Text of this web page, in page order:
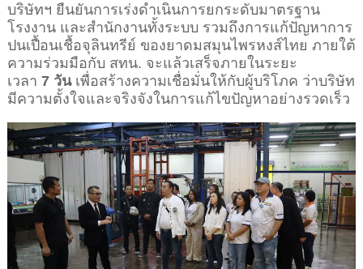
บริษัทฯ ยืนยันการเร่งดำเนินการยกระดับมาตรฐาน
โรงงาน และสำนักงานทั้งระบบ รวมถึงการแก้ปัญหาการ
ปนเปื้อนเชื้อจุลินทรีย์ ของยาดมสมุนไพรหงส์ไทย ภายใต้
ความร่วมมือกับ สทน. จะแล้วเสร็จภายในระยะ
เวลา 7 วันเพื่อสร้างความเชื่อมั่นให้กับผู้บริโภค ว่าบริษัท
มีความตั้งใจและจริงจังในการแก้ไขปัญหาอย่างรวดเร็ว